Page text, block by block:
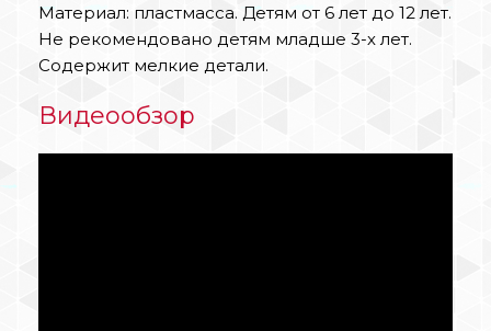
Материал: пластмасса. Детям от 6 лет до 12 лет.
Не рекомендовано детям младше 3-х лет.
Содержит мелкие детали.
Видеообзор